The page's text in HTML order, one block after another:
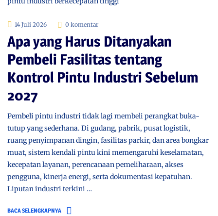
14 Juli 2026 0 komentar
Apa yang Harus Ditanyakan
Pembeli Fasilitas tentang
Kontrol Pintu Industri Sebelum
2027
Pembeli pintu industri tidak lagi membeli perangkat buka-
tutup yang sederhana. Di gudang, pabrik, pusat logistik,
ruang penyimpanan dingin, fasilitas parkir, dan area bongkar
muat, sistem kendali pintu kini memengaruhi keselamatan,
kecepatan layanan, perencanaan pemeliharaan, akses
pengguna, kinerja energi, serta dokumentasi kepatuhan.
Liputan industri terkini …
BACA SELENGKAPNYA